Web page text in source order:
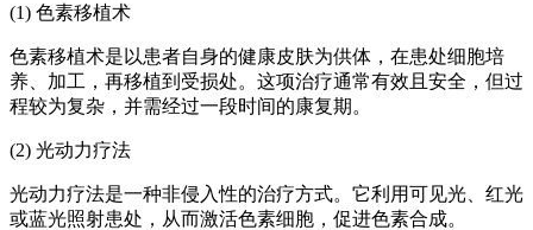
(1) 色素移植术
色素移植术是以患者自身的健康皮肤为供体，在患处细胞培
养、加工，再移植到受损处。这项治疗通常有效且安全，但过
程较为复杂，并需经过一段时间的康复期。
(2) 光动力疗法
光动力疗法是一种非侵入性的治疗方式。它利用可见光、红光
或蓝光照射患处，从而激活色素细胞，促进色素合成。